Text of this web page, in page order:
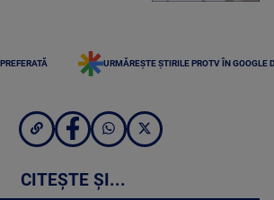
URMĂREȘTE ȘTIRILE PROTV ÎN GOOGLE
CITEȘTE ȘI...